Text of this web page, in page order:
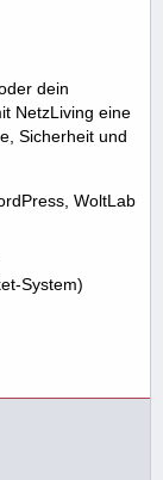
dein
NetzLiving eine
Sicherheit und
WoltLab
System)